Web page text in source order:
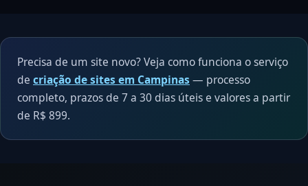
Precisa de um site novo? Veja como funciona o serviço
de criação de sites em Campinas — processo
completo, prazos de 7 a 30 dias úteis e valores a partir
de R$ 899.